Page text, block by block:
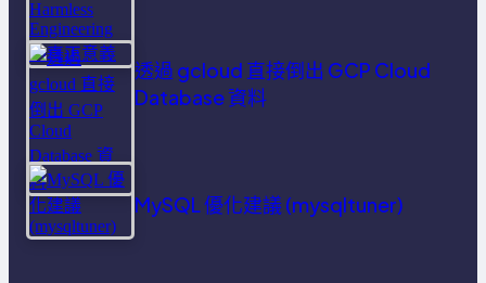
透過 gcloud 直接倒出 GCP Cloud
Database 資料
MySQL 優化建議 (mysqltuner)